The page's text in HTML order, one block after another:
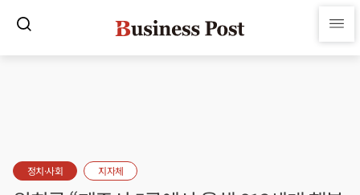
정치·사회 지자체